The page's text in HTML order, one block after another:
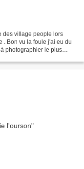
des village people lors
. Bon vu la foule j'ai eu du
photographier le plus